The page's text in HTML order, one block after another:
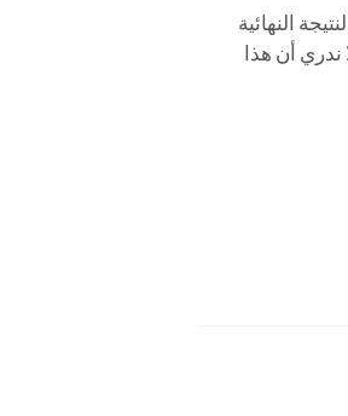
النهائية
ندري أن هذا